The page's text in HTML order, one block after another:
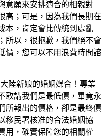
意願來安排適合的相親對
高；可是，因為我們長期在
本，肯定會比傳統到處亂
所以，很抱歉，我們絕不會
價，您可以不用浪費時間諮
陸新娘的婚姻媒合！專業
敢講我們是最低價，畢竟永
所報出的價格，卻是最終價
移民署核准的合法婚姻協
用，確實保障您的相關權